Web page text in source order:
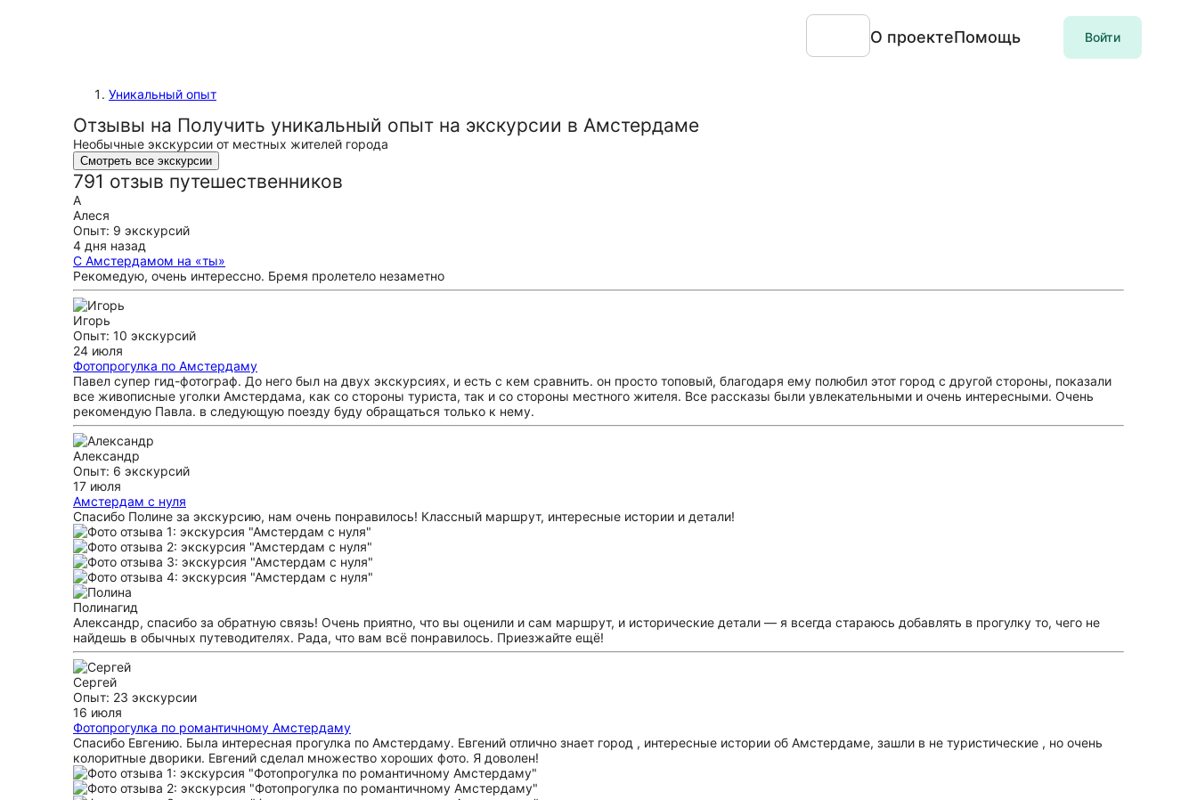
О проектеПомощь Войти
Уникальный опыт
Отзывы на Получить уникальный опыт на экскурсии в Амстердаме
Необычные экскурсии от местных жителей города
Смотреть все экскурсии
791 отзыв путешественников
А
Алеся
Опыт: 9 экскурсий
4 дня назад
С Амстердамом на «ты»
Рекомедую, очень интерессно. Бремя пролетело незаметно
Игорь
Опыт: 10 экскурсий
24 июля
Фотопрогулка по Амстердаму
Павел супер гид-фотограф. До него был на двух экскурсиях, и есть с кем сравнить. он просто топовый, благодаря ему полюбил этот город с другой стороны, показали
все живописные уголки Амстердама, как со стороны туриста, так и со стороны местного жителя. Все рассказы были увлекательными и очень интересными. Очень
рекомендую Павла. в следующую поезду буду обращаться только к нему.
Александр
Опыт: 6 экскурсий
17 июля
Амстердам с нуля
Спасибо Полине за экскурсию, нам очень понравилось! Классный маршрут, интересные истории и детали!
Полинагид
Александр, спасибо за обратную связь! Очень приятно, что вы оценили и сам маршрут, и исторические детали — я всегда стараюсь добавлять в прогулку то, чего не
найдешь в обычных путеводителях. Рада, что вам всё понравилось. Приезжайте ещё!
Сергей
Опыт: 23 экскурсии
16 июля
Фотопрогулка по романтичному Амстердаму
Спасибо Евгению. Была интересная прогулка по Амстердаму. Евгений отлично знает город , интересные истории об Амстердаме, зашли в не туристические , но очень
колоритные дворики. Евгений сделал множество хороших фото. Я доволен!